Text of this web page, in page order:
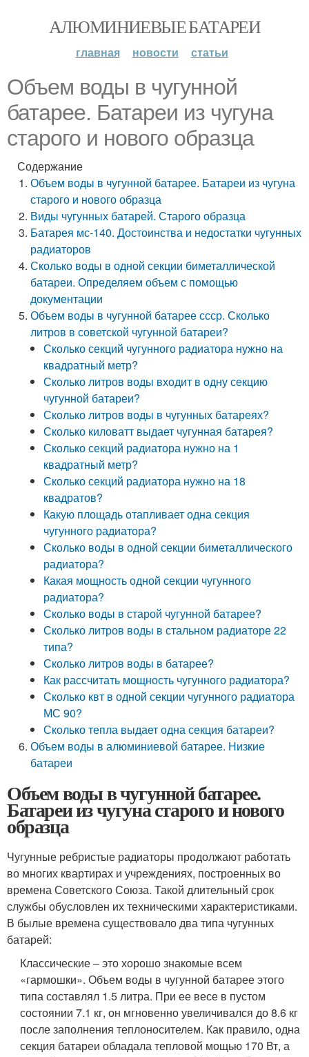
АЛЮМИНИЕВЫЕ БАТАРЕИ
главная новости статьи
Объем воды в чугунной
батарее. Батареи из чугуна
старого и нового образца
Содержание
Объем воды в чугунной батарее. Батареи из чугуна
старого и нового образца
Виды чугунных батарей. Старого образца
Батарея мс-140. Достоинства и недостатки чугунных
радиаторов
Сколько воды в одной секции биметаллической
батареи. Определяем объем с помощью
документации
Объем воды в чугунной батарее ссср. Сколько
литров в советской чугунной батареи?
Сколько секций чугунного радиатора нужно на
квадратный метр?
Сколько литров воды входит в одну секцию
чугунной батареи?
Сколько литров воды в чугунных батареях?
Сколько киловатт выдает чугунная батарея?
Сколько секций радиатора нужно на 1
квадратный метр?
Сколько секций радиатора нужно на 18
квадратов?
Какую площадь отапливает одна секция
чугунного радиатора?
Сколько воды в одной секции биметаллического
радиатора?
Какая мощность одной секции чугунного
радиатора?
Сколько воды в старой чугунной батарее?
Сколько литров воды в стальном радиаторе 22
типа?
Сколько литров воды в батарее?
Как рассчитать мощность чугунного радиатора?
Сколько квт в одной секции чугунного радиатора
МС 90?
Сколько тепла выдает одна секция батареи?
Объем воды в алюминиевой батарее. Низкие
батареи
Объем воды в чугунной батарее.
Батареи из чугуна старого и нового
образца
Чугунные ребристые радиаторы продолжают работать
во многих квартирах и учреждениях, построенных во
времена Советского Союза. Такой длительный срок
службы обусловлен их техническими характеристиками.
В былые времена существовало два типа чугунных
батарей:
Классические – это хорошо знакомые всем
«гармошки». Объем воды в чугунной батарее этого
типа составлял 1.5 литра. При ее весе в пустом
состоянии 7.1 кг, он мгновенно увеличивался до 8.6 кг
после заполнения теплоносителем. Как правило, одна
секция батареи обладала тепловой мощью 170 Вт, а